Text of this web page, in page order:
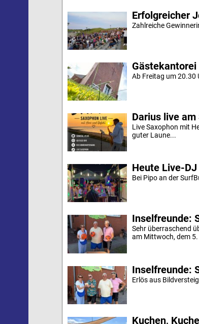
Erfolgreicher
Zahlreiche
Gästekantorei
Ab Freitag um 20.30
Darius live
Live Saxophon mit
guter Laune...
Heute Live-
Bei Pipo an der
Inselfreunde:
Sehr überraschend
am Mittwoch, dem
Inselfreunde:
Erlös aus
Kuchen,